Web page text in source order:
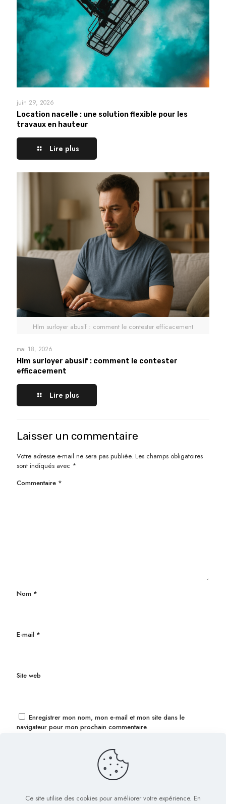
juin 29, 2026
Location nacelle : une solution flexible pour les
travaux en hauteur
Lire plus
Hlm surloyer abusif : comment le contester efficacement
mai 18, 2026
Hlm surloyer abusif : comment le contester
efficacement
Lire plus
Laisser un commentaire
Votre adresse e-mail ne sera pas publiée. Les champs obligatoires
sont indiqués avec *
Commentaire *
Nom *
E-mail *
Site web
Enregistrer mon nom, mon e-mail et mon site dans le
navigateur pour mon prochain commentaire.
Ce site utilise des cookies pour améliorer votre expérience. En